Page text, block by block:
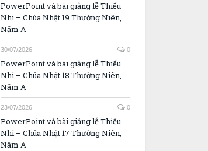
PowerPoint và bài giảng lễ Thiếu
Nhi – Chúa Nhật 19 Thường Niên,
Năm A
30/07/2026 0
PowerPoint và bài giảng lễ Thiếu
Nhi – Chúa Nhật 18 Thường Niên,
Năm A
23/07/2026 0
PowerPoint và bài giảng lễ Thiếu
Nhi – Chúa Nhật 17 Thường Niên,
Năm A